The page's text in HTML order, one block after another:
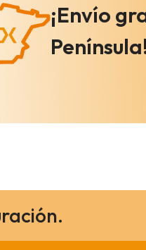
¡Envío